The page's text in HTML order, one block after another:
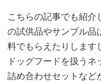
こちらの記事でも紹介
の試供品やサンプル品
料でもらえたりします
ドッグフードを扱う
詰め合わせセットなど